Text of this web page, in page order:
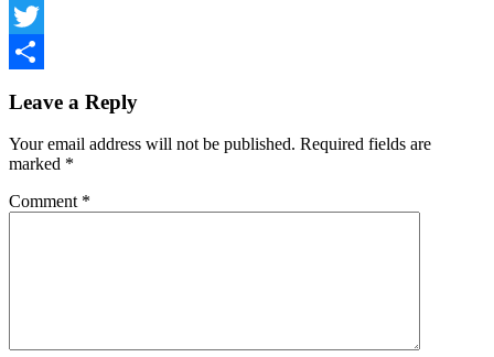
Email
Twitter
Leave a Reply
Your email address will not be published. Required fields are
marked *
Comment *